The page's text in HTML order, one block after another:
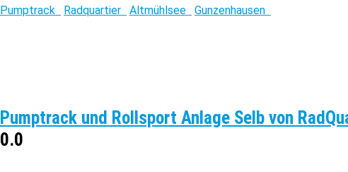
Pumptrack
Radquartier Altmühlsee Gunzenhausen
Pumptrack und Rollsport Anlage Selb von
0.0